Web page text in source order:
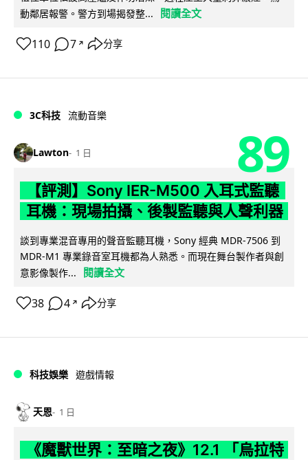
動鄰居報警。警方到場揭發整...
閱讀全文
110 7 ↗ 分享
3C科技 流動音樂
Lawton 1 日 89
【評測】Sony IER-M500 入耳式監聽
耳機：現場拍攝、後製監聽與人聲利器
談到專業混音專用的聲音監聽耳機，Sony 經典 MDR-7506 到
MDR-M1 專業錄音室耳機都為人熟悉。而現在舞台製作者與創
意影像製作...
閱讀全文
38 4 ↗ 分享
科技娛樂 遊戲情報
天恩 1 日
《魔獸世界：至暗之夜》12.1 「烏拉特